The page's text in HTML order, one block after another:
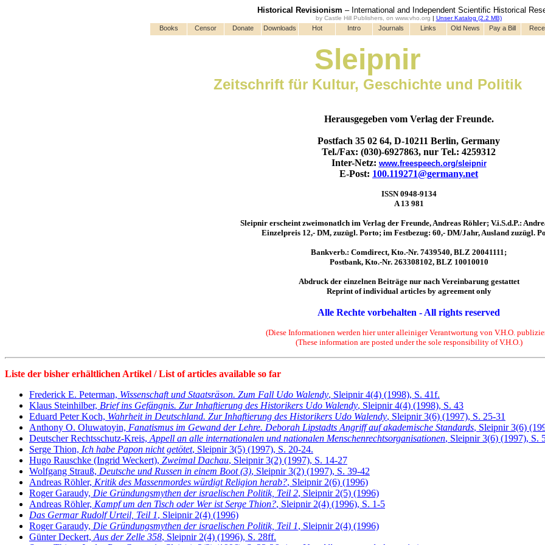
Historical Revisionism – International and Independent Scientific Historical
by Castle Hill Publishers, on www.vho.org | Unser Katalog (2.2 MB)
Sleipnir
Zeitschrift für Kultur, Geschichte und Politik
Herausgegeben vom Verlag der Freunde.
Postfach 35 02 64, D-10211 Berlin, Germany
Tel./Fax: (030)-6927863, nur Tel.: 4259312
Inter-Netz: www.freespeech.org/sleipnir
E-Post: 100.119271@germany.net
ISSN 0948-9134
A 13 981
Sleipnir erscheint zweimonatlch im Verlag der Freunde, Andreas Röhler; V.i.S.d.P.:
Einzelpreis 12,- DM, zuzügl. Porto; im Festbezug: 60,- DM/Jahr, Ausland zuzügl.
Bankverb.: Comdirect, Kto.-Nr. 7439540, BLZ 20041111;
Postbank, Kto.-Nr. 263308102, BLZ 10010010
Abdruck der einzelnen Beiträge nur nach Vereinbarung gestattet
Reprint of individual articles by agreement only
Alle Rechte vorbehalten - All rights reserved
(Diese Informationen werden hier unter alleiniger Verantwortung von V.H.O.
(These information are posted under the sole responsibility of V.H.O.)
Liste der bisher erhältlichen Artikel / List of articles available so far
Frederick E. Peterman, Wissenschaft und Staatsräson. Zum Fall Udo Walendy, Sleipnir 4(4) (1998), S. 41f.
Klaus Steinhilber, Brief ins Gefängnis. Zur Inhaftierung des Historikers Udo Walendy, Sleipnir 4(4) (1998), S. 43
Eduard Peter Koch, Wahrheit in Deutschland. Zur Inhaftierung des Historikers Udo Walendy, Sleipnir 3(6) (1997), S. 25-31
Anthony O. Oluwatoyin, Fanatismus im Gewand der Lehre. Deborah Lipstadts Angriff auf akademische Standards, Sleipnir 3(6)
Deutscher Rechtsschutz-Kreis, Appell an alle internationalen und nationalen Menschenrechtsorganisationen, Sleipnir 3(6) (1997), S.
Serge Thion, Ich habe Papon nicht getötet, Sleipnir 3(5) (1997), S. 20-24.
Hugo Rauschke (Ingrid Weckert), Zweimal Dachau, Sleipnir 3(2) (1997), S. 14-27
Wolfgang Strauß, Deutsche und Russen in einem Boot (3), Sleipnir 3(2) (1997), S. 39-42
Andreas Röhler, Kritik des Massenmordes würdigt Religion herab?, Sleipnir 2(6) (1996)
Roger Garaudy, Die Gründungsmythen der israelischen Politik, Teil 2, Sleipnir 2(5) (1996)
Andreas Röhler, Kampf um den Tisch oder Wer ist Serge Thion?, Sleipnir 2(4) (1996), S. 1-5
Das Germar Rudolf Urteil, Teil 1, Sleipnir 2(4) (1996)
Roger Garaudy, Die Gründungsmythen der israelischen Politik, Teil 1, Sleipnir 2(4) (1996)
Günter Deckert, Aus der Zelle 358, Sleipnir 2(4) (1996), S. 28ff.
Books Censor Donate Downloads Hot Intro Journals Links Old News Pay a Bill